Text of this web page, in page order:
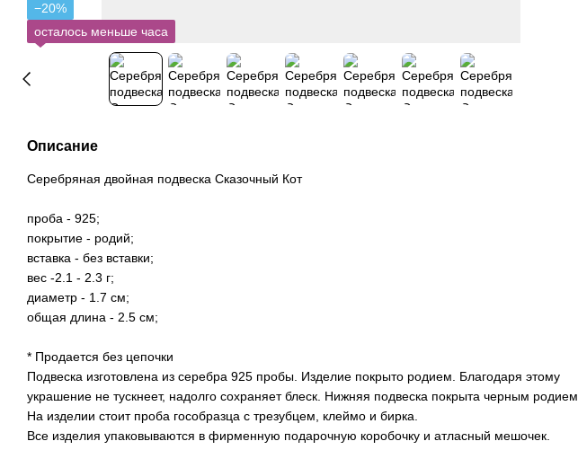
−20%
осталось меньше часа
Описание
Серебряная двойная подвеска Сказочный Кот
проба - 925;
покрытие - родий;
вставка - без вставки;
вес -2.1 - 2.3 г;
диаметр - 1.7 см;
общая длина - 2.5 см;
* Продается без цепочки
Подвеска изготовлена ​​из серебра 925 пробы. Изделие покрыто родием. Благодаря этому
украшение не тускнеет, надолго сохраняет блеск. Нижняя подвеска покрыта черным родием.
На изделии стоит проба гособразца с трезубцем, клеймо и бирка.
Все изделия упаковываются в фирменную подарочную коробочку и атласный мешочек.